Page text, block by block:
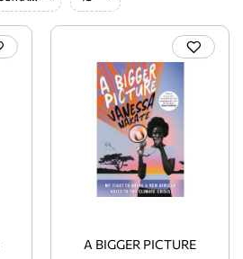
A BIGGER PICTURE